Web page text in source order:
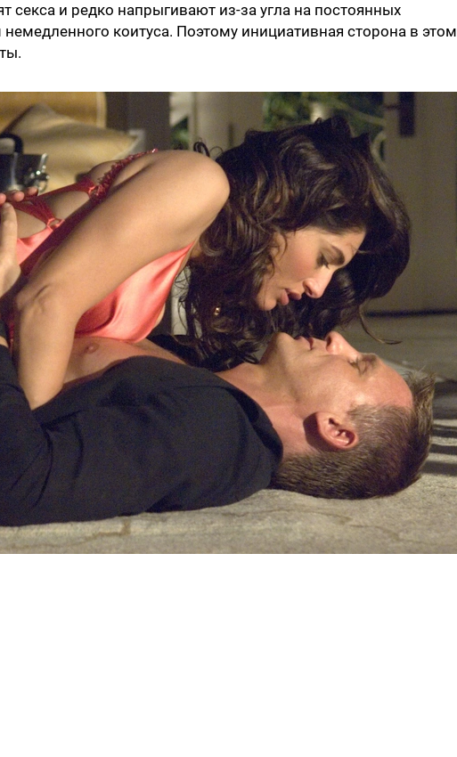
секса и редко напрыгивают из-за угла на постоянных
коитуса. Поэтому инициативная сторона в этом